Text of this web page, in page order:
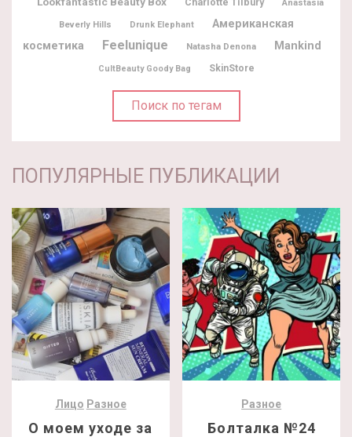
Anastasia
Beverly Hills Drunk Elephant
Американская
косметика
Feelunique Natasha Denona Mankind
CultBeauty Goody Bag SkinStore
Поиск по тегам
ПОПУЛЯРНЫЕ ПУБЛИКАЦИИ
Лицо Разное
О моем уходе за
Разное
Болталка №24